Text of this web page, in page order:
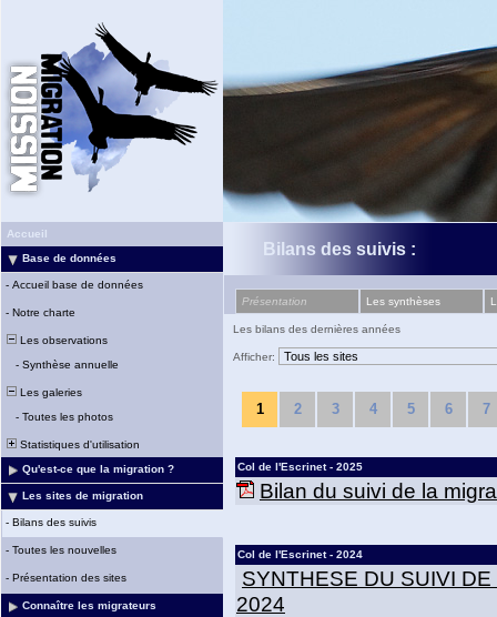
Accueil
Base de données
- Accueil base de données
- Notre charte
Les observations
- Synthèse annuelle
Les galeries
- Toutes les photos
Statistiques d'utilisation
Qu'est-ce que la migration ?
Les sites de migration
- Bilans des suivis
- Toutes les nouvelles
- Présentation des sites
Connaître les migrateurs
Bilans des suivis :
Présentation Les synthèses
Les bilans des dernières années
Afficher:
1 2 3 4 5 6 7
Col de l'Escrinet - 2025
Bilan du suivi de la
Col de l'Escrinet - 2024
SYNTHESE DU SUIVI
2024